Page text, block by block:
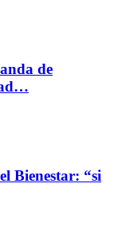
de
Bienestar: “si